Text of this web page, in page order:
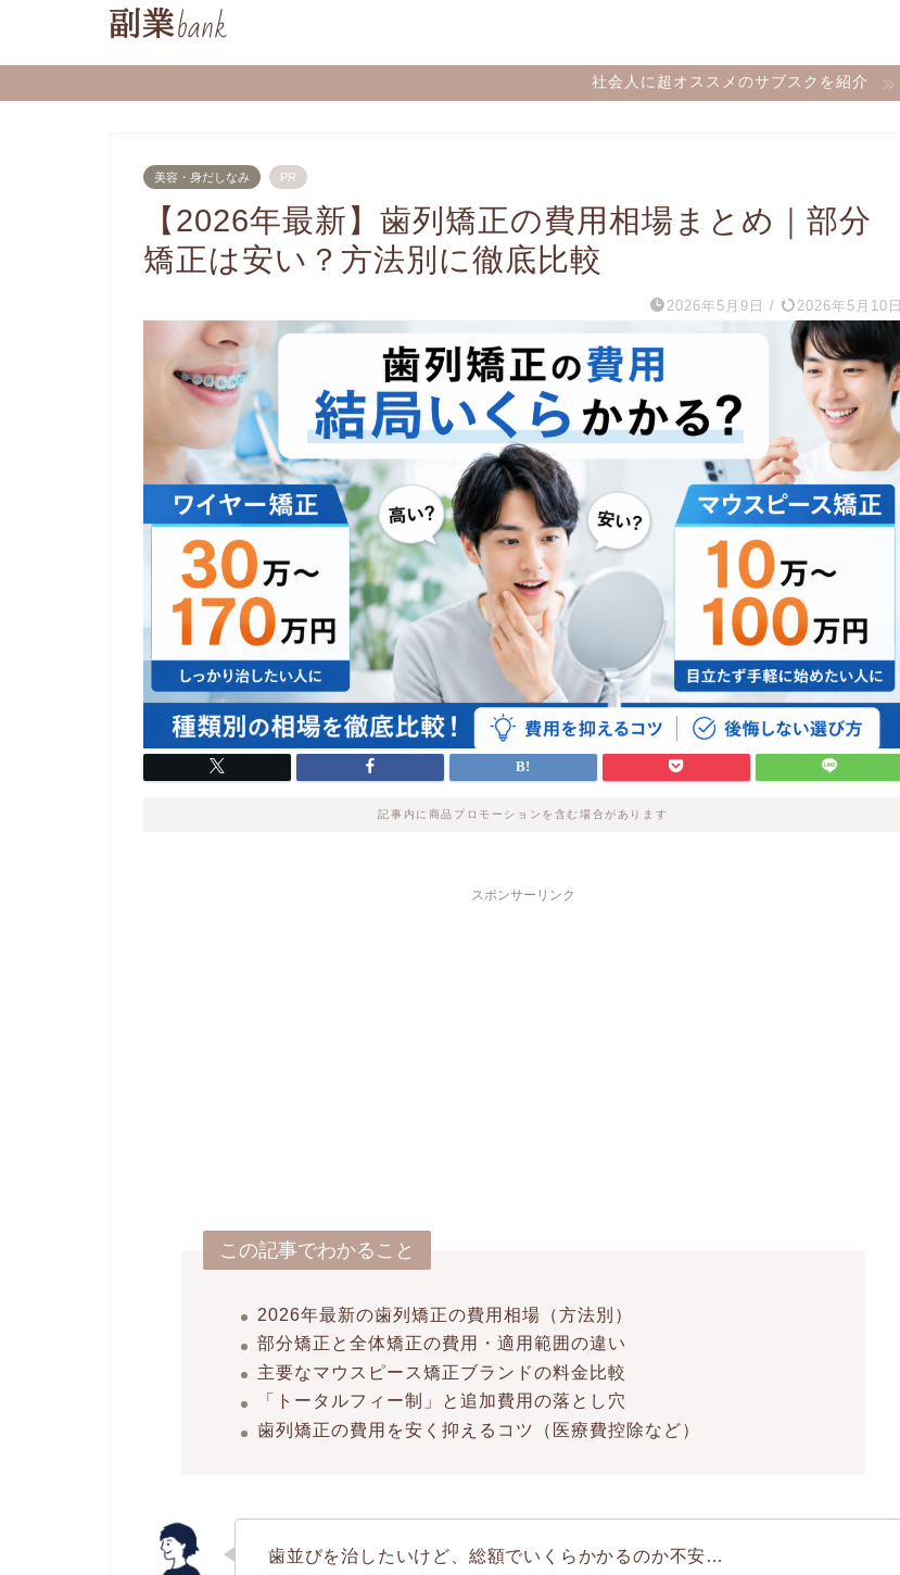
社会人に超オススメのサブスクを紹介
美容・身だしなみ PR
【2026年最新】歯列矯正の費用相場まとめ｜部分
矯正は安い？方法別に徹底比較
2026年5月9日 / 2026年5月10日
記事内に商品プロモーションを含む場合があります
スポンサーリンク
この記事でわかること
2026年最新の歯列矯正の費用相場（方法別）
部分矯正と全体矯正の費用・適用範囲の違い
主要なマウスピース矯正ブランドの料金比較
「トータルフィー制」と追加費用の落とし穴
歯列矯正の費用を安く抑えるコツ（医療費控除など）
歯並びを治したいけど、総額でいくらかかるのか不安…